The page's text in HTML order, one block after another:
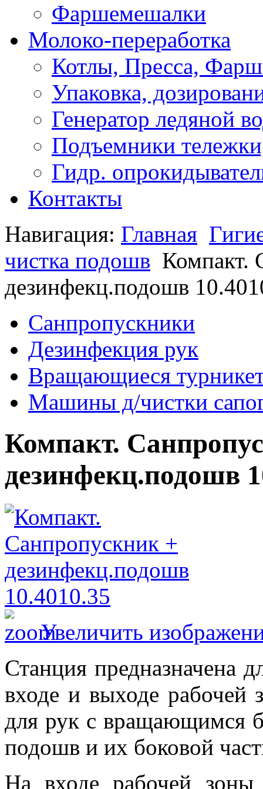
Фаршемешалки
Молоко-переработка
Котлы, Пресса,
Упаковка,
Генератор ледяной
Подъемники
Гидр.
Контакты
Навигация: Главная
чистка подошв Компакт.
дезинфекц.подошв
Санпропускники
Дезинфекция рук
Вращающиеся
Машины д/чистки
Компакт.
дезинфекц.подошв
Увеличить
Станция предназначена
входе и выходе рабочей
для рук с вращающимся
подошв и их боковой
На входе рабочей зоны